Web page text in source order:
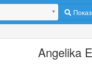
Angelika